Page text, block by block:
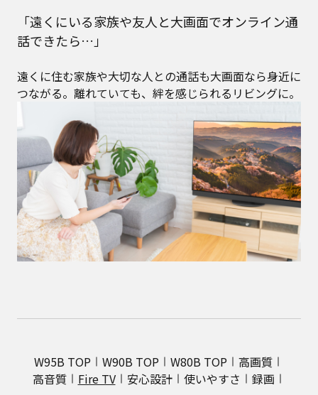
「遠くにいる家族や友人と大画面でオンライン通
話できたら…」
遠くに住む家族や大切な人との通話も大画面なら身近に
つながる。離れていても、絆を感じられるリビングに。
W95B TOP W90B TOP W80B TOP
高画質
高音質
Fire TV 安心設計 使いやすさ 録画